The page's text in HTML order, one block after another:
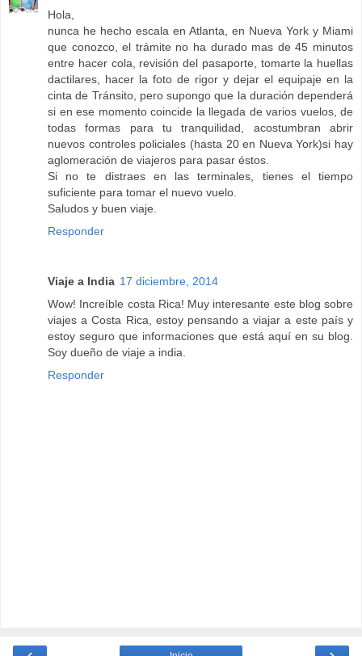
Hola,
nunca he hecho escala en Atlanta, en Nueva York y Miami
que conozco, el trámite no ha durado mas de 45 minutos
entre hacer cola, revisión del pasaporte, tomarte la huellas
dactilares, hacer la foto de rigor y dejar el equipaje en la
cinta de Tránsito, pero supongo que la duración dependerá
si en ese momento coincide la llegada de varios vuelos, de
todas formas para tu tranquilidad, acostumbran abrir
nuevos controles policiales (hasta 20 en Nueva York)si hay
aglomeración de viajeros para pasar éstos.
Si no te distraes en las terminales, tienes el tiempo
suficiente para tomar el nuevo vuelo.
Saludos y buen viaje.
Responder
Viaje a India 17 diciembre, 2014
Wow! Increíble costa Rica! Muy interesante este blog sobre
viajes a Costa Rica, estoy pensando a viajar a este país y
estoy seguro que informaciones que está aquí en su blog.
Soy dueño de viaje a india.
Responder